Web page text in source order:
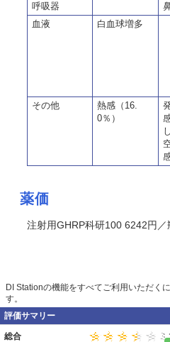
呼吸器
血液
白血球増多
その他
熱感（16.
0％）
薬価
注射用GHRP科研100 6242円／
DI Stationの機能をすべてご利用いただくに
す。
評価サマリー
総合